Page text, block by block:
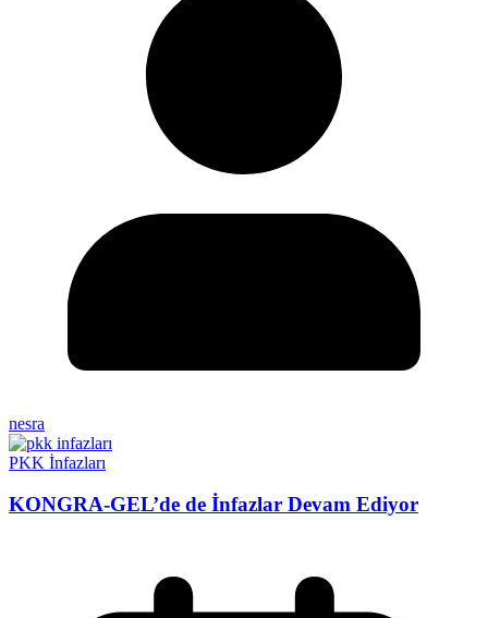
nesra
PKK İnfazları
KONGRA-GEL’de de İnfazlar Devam Ediyor